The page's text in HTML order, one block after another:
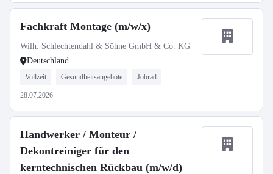
Fachkraft Montage (m/w/x)
Wilh. Schlechtendahl & Söhne GmbH & Co. KG
Deutschland
Vollzeit Gesundheitsangebote Jobrad
28.07.2026
Handwerker / Monteur /
Dekontreiniger für den
kerntechnischen Rückbau (m/w/d)